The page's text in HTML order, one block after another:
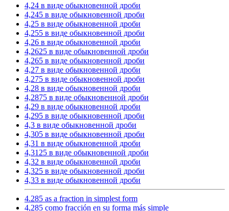
4,24 в виде обыкновенной дроби
4,245 в виде обыкновенной дроби
4,25 в виде обыкновенной дроби
4,255 в виде обыкновенной дроби
4,26 в виде обыкновенной дроби
4,2625 в виде обыкновенной дроби
4,265 в виде обыкновенной дроби
4,27 в виде обыкновенной дроби
4,275 в виде обыкновенной дроби
4,28 в виде обыкновенной дроби
4,2875 в виде обыкновенной дроби
4,29 в виде обыкновенной дроби
4,295 в виде обыкновенной дроби
4,3 в виде обыкновенной дроби
4,305 в виде обыкновенной дроби
4,31 в виде обыкновенной дроби
4,3125 в виде обыкновенной дроби
4,32 в виде обыкновенной дроби
4,325 в виде обыкновенной дроби
4,33 в виде обыкновенной дроби
4.285 as a fraction in simplest form
4,285 como fracción en su forma más simple